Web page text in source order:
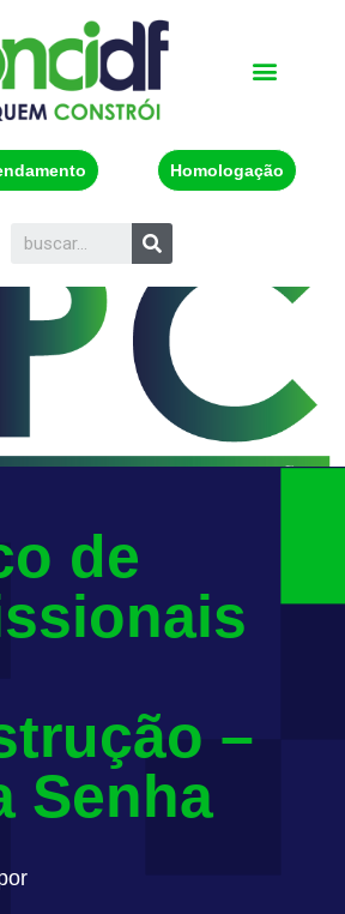
Homologação
de
–
Senha